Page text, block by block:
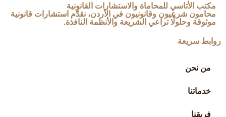
مكتب الأتاسي للمحاماة والاستشارات القانونية
محامون شرعيون وقانونيون في الأردن، نقدّم استشارات قانونية
موثوقة وحلولًا تراعي الشريعة والأنظمة النافذة.
روابط سريعة
من نحن
خدماتنا
فريقنا